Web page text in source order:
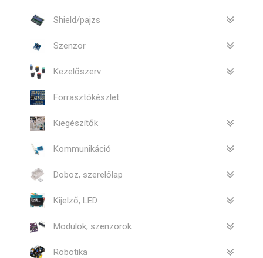
Shield/pajzs
Szenzor
Kezelőszerv
Forrasztókészlet
Kiegészítők
Kommunikáció
Doboz, szerelőlap
Kijelző, LED
Modulok, szenzorok
Robotika